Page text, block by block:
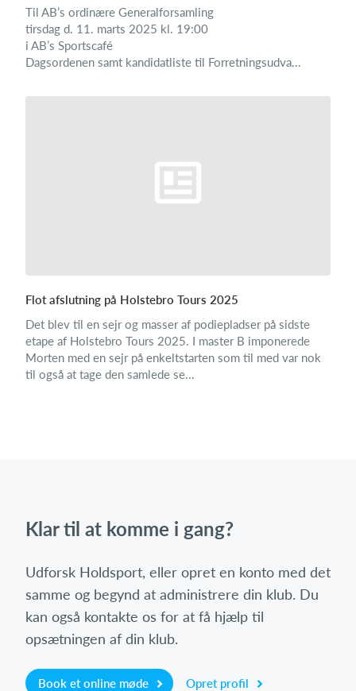
Til AB’s ordinære Generalforsamling
tirsdag d. 11. marts 2025 kl. 19:00
i AB’s Sportscafé
Dagsordenen samt kandidatliste til Forretningsudva...
Flot afslutning på Holstebro Tours 2025
Det blev til en sejr og masser af podiepladser på sidste
etape af Holstebro Tours 2025. I master B imponerede
Morten med en sejr på enkeltstarten som til med var nok
til også at tage den samlede se...
Klar til at komme i gang?
Udforsk Holdsport, eller opret en konto med det
samme og begynd at administrere din klub. Du
kan også kontakte os for at få hjælp til
opsætningen af din klub.
Book et online møde Opret profil